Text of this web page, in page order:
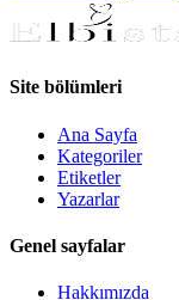
Site bölümleri
Ana Sayfa
Kategoriler
Etiketler
Yazarlar
Genel sayfalar
Hakkımızda